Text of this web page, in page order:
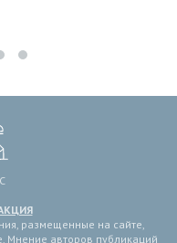
размещенные на сайте,
Мнение авторов публикаций